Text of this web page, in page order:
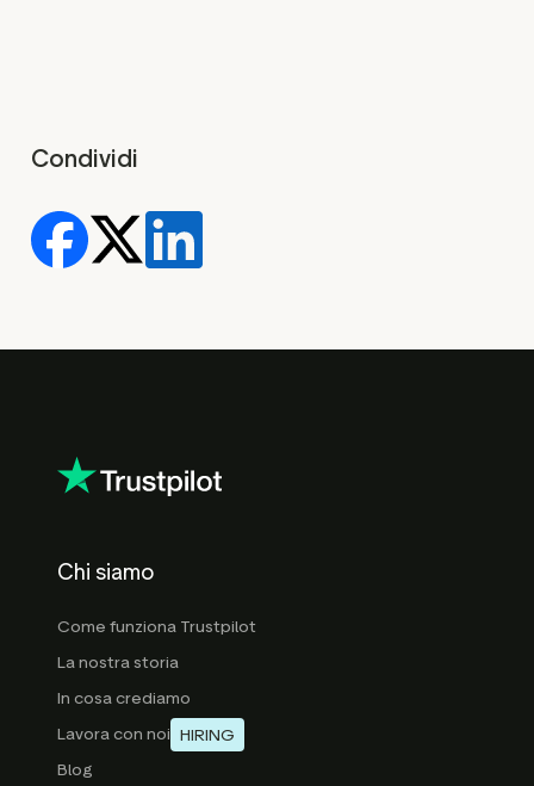
Condividi
Chi siamo
Come funziona Trustpilot
La nostra storia
In cosa crediamo
Lavora con noi HIRING
Blog